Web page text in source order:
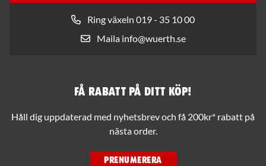
Ring växeln 019 - 35 10 00
Maila info@wuerth.se
Få rabatt på ditt köp!
Håll dig uppdaterad med nyhetsbrev och få 200kr* rabatt på
nästa order.
PRENUMERERA